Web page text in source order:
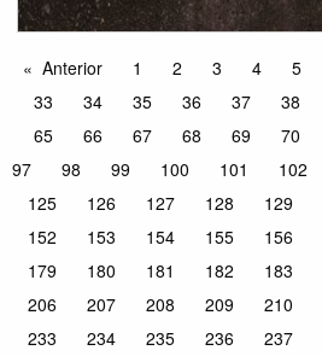
Anterior 1 2 3 4 5
33
34 35 36 37 38
65
66 67 68 69 70
97
98 99 100 101 102
125
126 127 128 129
152
153 154 155 156
179
180 181 182 183
206
207 208 209 210
233
234 235 236 237